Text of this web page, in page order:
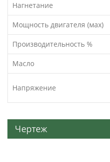
Нагнетание
Мощность двигателя (мах)
Производительность %
Масло
Напряжение
Чертеж